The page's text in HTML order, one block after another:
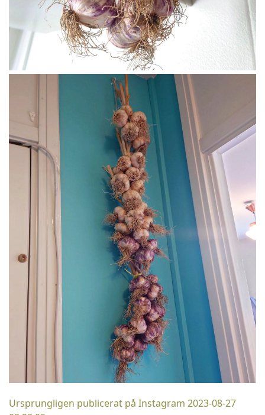
Ursprungligen publicerat på Instagram 2023-08-27